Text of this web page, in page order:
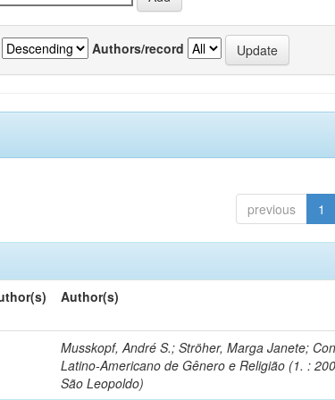
Authors/record
previous 1
Author(s)
Musskopf, André S.; Ströher, Marga Janete;
Latino-Americano de Gênero e Religião (1. :
São Leopoldo)